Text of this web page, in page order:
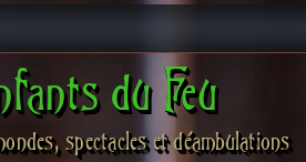
du Feu
spectacles et déambulations